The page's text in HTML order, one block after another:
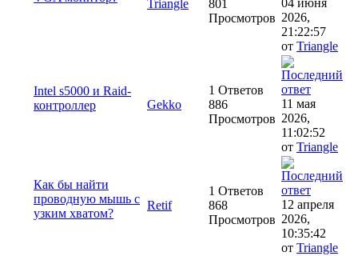
Triangle
801
Просмотров
04 июня
2026,
21:22:57
от Triangle
Intel s5000 и Raid-
контроллер
Gekko
1 Ответов
886
Просмотров
11 мая
2026,
11:02:52
от Triangle
Как бы найти
проводную мышь с
узким хватом?
Retif
1 Ответов
868
Просмотров
12 апреля
2026,
10:35:42
от Triangle